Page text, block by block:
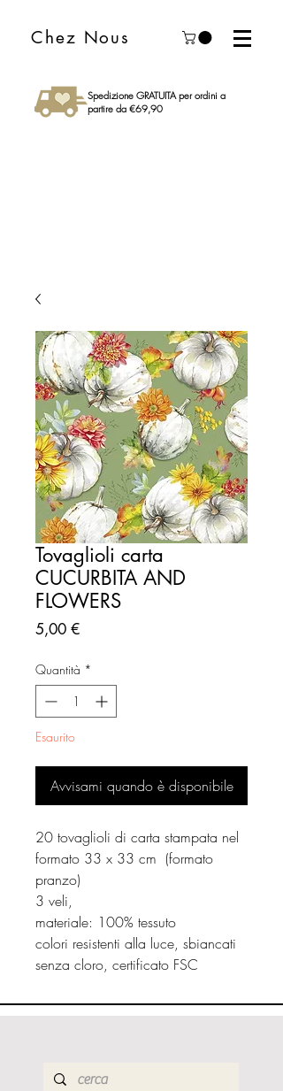
Chez Nous
Spedizione GRATUITA per ordini a
partire da €69,90
Tovaglioli carta
CUCURBITA AND
FLOWERS
5,00 €Prezzo
Quantità *
Esaurito
Avvisami quando è disponibile
20 tovaglioli di carta stampata nel
formato 33 x 33 cm (formato
pranzo)
3 veli,
materiale: 100% tessuto
colori resistenti alla luce, sbiancati
senza cloro, certificato FSC